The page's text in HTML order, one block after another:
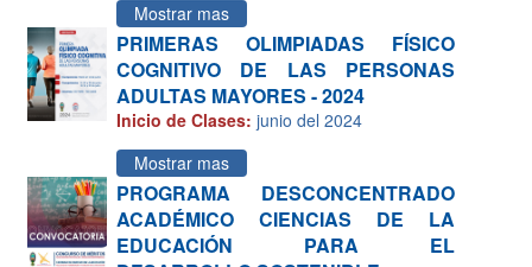
Mostrar mas
PRIMERAS OLIMPIADAS FÍSICO
COGNITIVO DE LAS PERSONAS
ADULTAS MAYORES - 2024
Inicio de Clases: junio del 2024
Mostrar mas
PROGRAMA DESCONCENTRADO
ACADÉMICO CIENCIAS DE LA
EDUCACIÓN PARA EL